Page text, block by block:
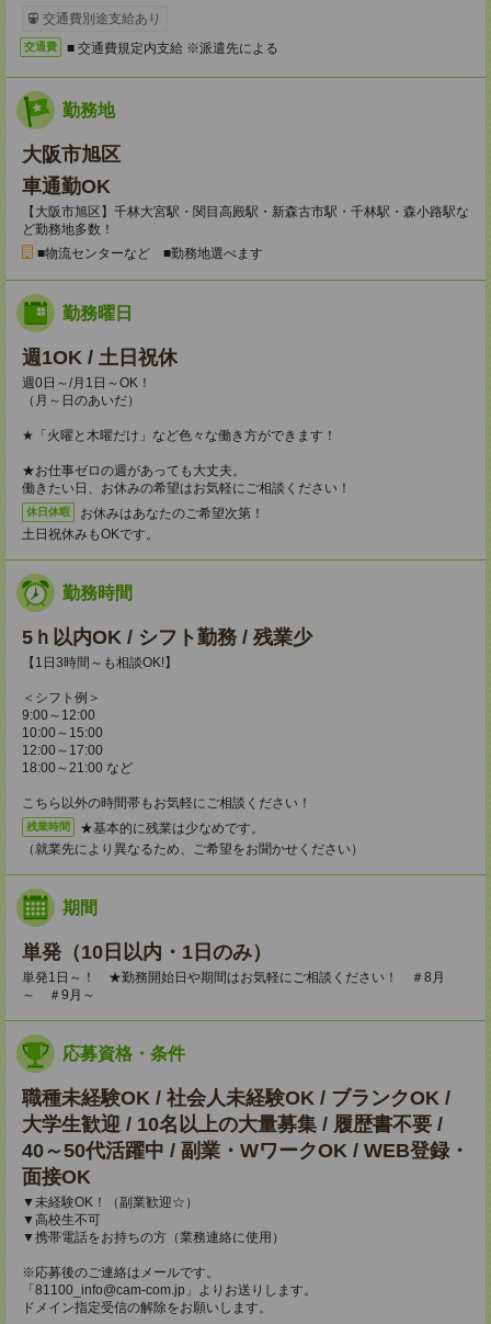
交通費別途支給あり
交通費 ■ 交通費規定内支給 ※派遣先による
勤務地
大阪市旭区
車通勤OK
【大阪市旭区】千林大宮駅・関目高殿駅・新森古市駅・千林駅・森小路駅な
ど勤務地多数！
■物流センターなど ■勤務地選べます
勤務曜日
週1OK / 土日祝休
週0日～/月1日～OK！
（月～日のあいだ）
★「火曜と木曜だけ」など色々な働き方ができます！
★お仕事ゼロの週があっても大丈夫。
働きたい日、お休みの希望はお気軽にご相談ください！
休日休暇
お休みはあなたのご希望次第！
土日祝休みもOKです。
勤務時間
5ｈ以内OK / シフト勤務 / 残業少
【1日3時間～も相談OK!】
＜シフト例＞
9:00～12:00
10:00～15:00
12:00～17:00
18:00～21:00 など
こちら以外の時間帯もお気軽にご相談ください！
残業時間
★基本的に残業は少なめです。
（就業先により異なるため、ご希望をお聞かせください）
期間
単発（10日以内・1日のみ）
単発1日～！ ★勤務開始日や期間はお気軽にご相談ください！ ＃8月
～ ＃9月～
応募資格・条件
職種未経験OK / 社会人未経験OK / ブランクOK /
大学生歓迎 / 10名以上の大量募集 / 履歴書不要 /
40～50代活躍中 / 副業・WワークOK / WEB登録・
面接OK
▼未経験OK！（副業歓迎☆）
▼高校生不可
▼携帯電話をお持ちの方（業務連絡に使用）
※応募後のご連絡はメールです。
「81100_info@cam-com.jp」よりお送りします。
ドメイン指定受信の解除をお願いします。